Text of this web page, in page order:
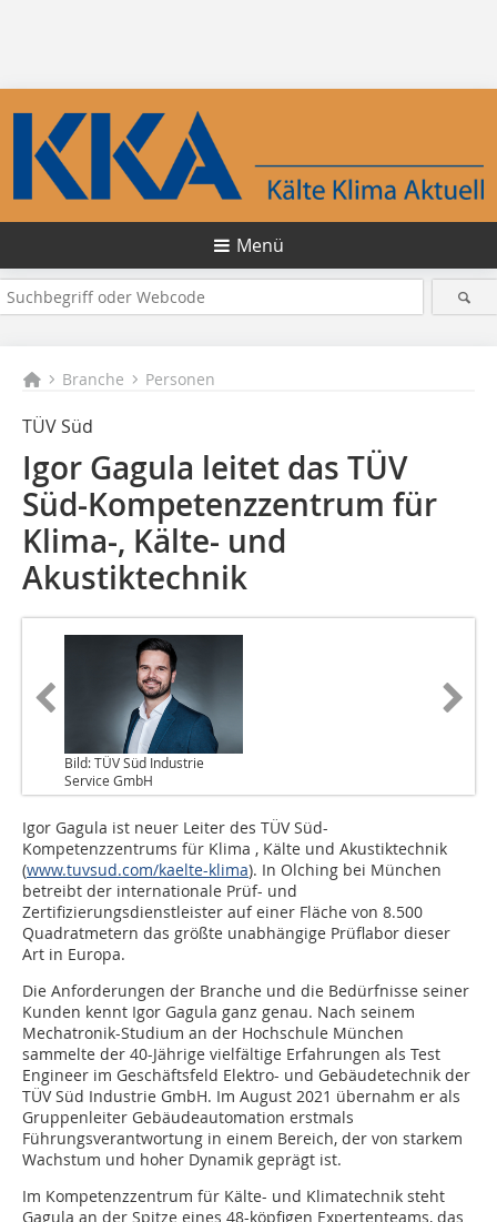
Menü
Branche Personen
TÜV Süd
Igor Gagula leitet das TÜV
Süd-Kompetenzzentrum für
Klima-, Kälte- und
Akustiktechnik
Bild: TÜV Süd Industrie
Service GmbH
Igor Gagula ist neuer Leiter des TÜV Süd-
Kompetenzzentrums für Klima , Kälte und Akustiktechnik
(www.tuvsud.com/kaelte-klima). In Olching bei München
betreibt der internationale Prüf- und
Zertifizierungsdienstleister auf einer Fläche von 8.500
Quadratmetern das größte unabhängige Prüflabor dieser
Art in Europa.
Die Anforderungen der Branche und die Bedürfnisse seiner
Kunden kennt Igor Gagula ganz genau. Nach seinem
Mechatronik-Studium an der Hochschule München
sammelte der 40-Jährige vielfältige Erfahrungen als Test
Engineer im Geschäftsfeld Elektro- und Gebäudetechnik der
TÜV Süd Industrie GmbH. Im August 2021 übernahm er als
Gruppenleiter Gebäudeautomation erstmals
Führungsverantwortung in einem Bereich, der von starkem
Wachstum und hoher Dynamik geprägt ist.
Im Kompetenzzentrum für Kälte- und Klimatechnik steht
Gagula an der Spitze eines 48-köpfigen Expertenteams, das